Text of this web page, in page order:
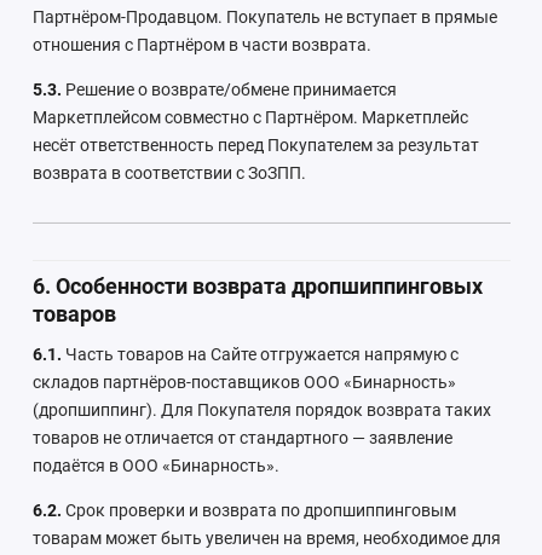
Партнёром-Продавцом. Покупатель не вступает в прямые
отношения с Партнёром в части возврата.
5.3. Решение о возврате/обмене принимается
Маркетплейсом совместно с Партнёром. Маркетплейс
несёт ответственность перед Покупателем за результат
возврата в соответствии с ЗоЗПП.
6. Особенности возврата дропшиппинговых
товаров
6.1. Часть товаров на Сайте отгружается напрямую с
складов партнёров-поставщиков ООО «Бинарность»
(дропшиппинг). Для Покупателя порядок возврата таких
товаров не отличается от стандартного — заявление
подаётся в ООО «Бинарность».
6.2. Срок проверки и возврата по дропшиппинговым
товарам может быть увеличен на время, необходимое для